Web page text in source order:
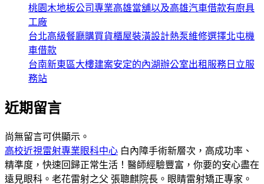
桃園木地板公司專業高雄當舖以及高雄汽車借款有廚具
工廠
台北高級餐廳購買貨櫃屋裝潢設計熱泵維修選擇北屯機
車借款
台南新東區大樓建案安定的內湖辦公室出租服務日立服
務站
近期留言
尚無留言可供顯示。
高校近視雷射專業眼科中心 白內障手術新層次，高成功率、
精準度，快速回歸正常生活！醫師經驗豐富，你要的安心盡在
遠見眼科。老花雷射之父 張聰麒院長。眼睛雷射矯正專家。